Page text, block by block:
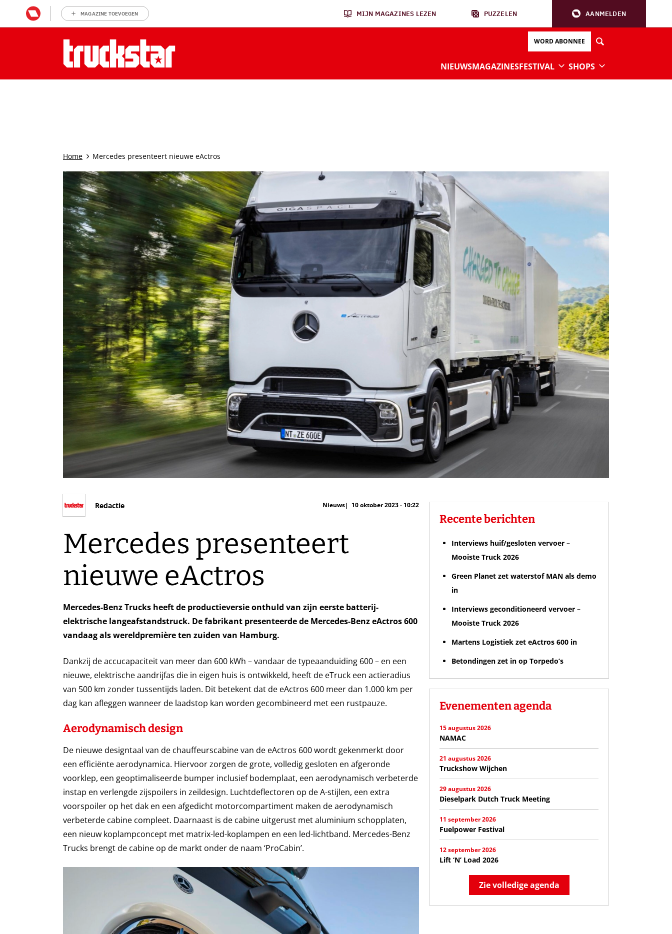
MAGAZINE TOEVOEGEN MIJN MAGAZINES LEZEN PUZZELEN AANMELDEN
WORD ABONNEE
NIEUWSMAGAZINESFESTIVAL SHOPS
Home Mercedes presenteert nieuwe eActros
Redactie Nieuws 10 oktober 2023 - 10:22
Mercedes presenteert
nieuwe eActros
Mercedes-Benz Trucks heeft de productieversie onthuld van zijn eerste batterij-
elektrische langeafstandstruck. De fabrikant presenteerde de Mercedes-Benz eActros 600
vandaag als wereldpremière ten zuiden van Hamburg.
Dankzij de accucapaciteit van meer dan 600 kWh – vandaar de typeaanduiding 600 – en een
nieuwe, elektrische aandrijfas die in eigen huis is ontwikkeld, heeft de eTruck een actieradius
van 500 km zonder tussentijds laden. Dit betekent dat de eActros 600 meer dan 1.000 km per
dag kan afleggen wanneer de laadstop kan worden gecombineerd met een rustpauze.
Aerodynamisch design
De nieuwe designtaal van de chauffeurscabine van de eActros 600 wordt gekenmerkt door
een efficiënte aerodynamica. Hiervoor zorgen de grote, volledig gesloten en afgeronde
voorklep, een geoptimaliseerde bumper inclusief bodemplaat, een aerodynamisch verbeterde
instap en verlengde zijspoilers in zeildesign. Luchtdeflectoren op de A-stijlen, een extra
voorspoiler op het dak en een afgedicht motorcompartiment maken de aerodynamisch
verbeterde cabine compleet. Daarnaast is de cabine uitgerust met aluminium schopplaten,
een nieuw koplampconcept met matrix-led-koplampen en een led-lichtband. Mercedes-Benz
Trucks brengt de cabine op de markt onder de naam ‘ProCabin’.
Recente berichten
Interviews huif/gesloten vervoer –
Mooiste Truck 2026
Green Planet zet waterstof MAN als demo
in
Interviews geconditioneerd vervoer –
Mooiste Truck 2026
Martens Logistiek zet eActros 600 in
Betondingen zet in op Torpedo’s
Evenementen agenda
15 augustus 2026
NAMAC
21 augustus 2026
Truckshow Wijchen
29 augustus 2026
Dieselpark Dutch Truck Meeting
11 september 2026
Fuelpower Festival
12 september 2026
Lift ‘N’ Load 2026
Zie volledige agenda